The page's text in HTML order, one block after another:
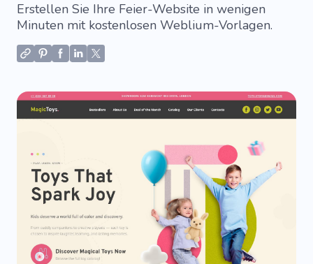
Erstellen Sie Ihre Feier-Website in wenigen
Minuten mit kostenlosen Weblium-Vorlagen.